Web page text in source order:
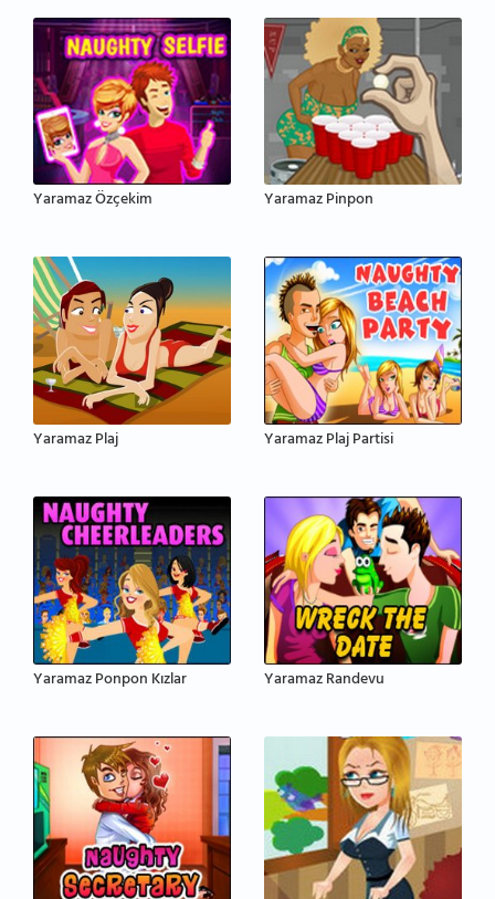
Yaramaz Özçekim Yaramaz Pinpon
Yaramaz Plaj Yaramaz Plaj Partisi
Yaramaz Ponpon Kızlar Yaramaz Randevu